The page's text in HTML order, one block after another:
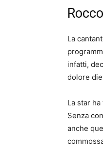
Rocco
La
infatti,
dolore
La star
Senza
anche